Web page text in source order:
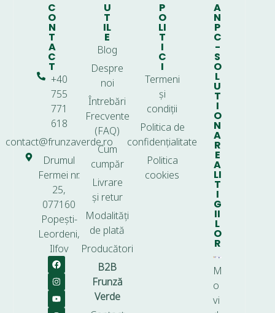
C
O
N
T
A
C
T
+40
755
771
618
contact@frunzaverde.ro
Drumul
Fermei nr.
25,
077160
Popești-
Leordeni,
Ilfov
U
T
IL
E
Blog
Despre
noi
Întrebări
Frecvente
(FAQ)
Cum
cumpăr
Livrare
și retur
Modalități
de plată
Producători
B2B
Frunză
Verde
P
O
LI
T
I
C
I
Termeni
și
condiții
Politica de
confidențialitate
Politica
cookies
A
N
P
C
-
S
O
L
U
T
I
O
N
A
R
E
A
LI
T
I
G
II
L
O
R
M
o
vi